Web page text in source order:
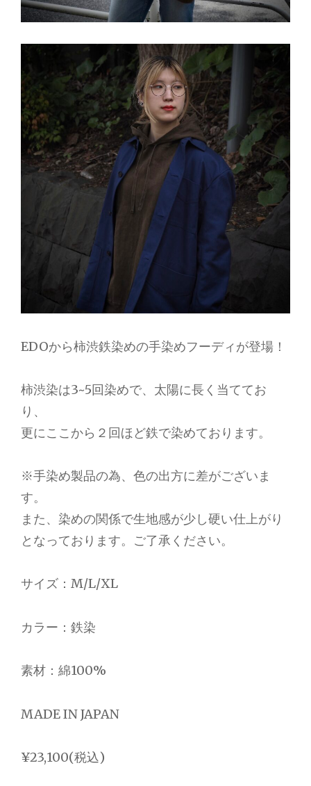
EDOから柿渋鉄染めの手染めフーディが登場！
柿渋染は3~5回染めで、太陽に長く当ててお
り、
更にここから２回ほど鉄で染めております。
※手染め製品の為、色の出方に差がございま
す。
また、染めの関係で生地感が少し硬い仕上がり
となっております。ご了承ください。
サイズ：M/L/XL
カラー：鉄染
素材：綿100%
MADE IN JAPAN
¥23,100(税込)